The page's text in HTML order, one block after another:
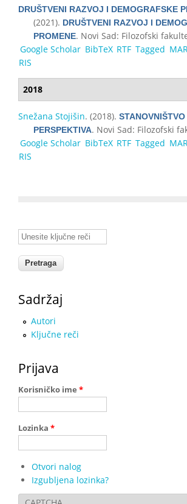
DRUŠTVENI RAZVOJ I DEMOGRAFSKE
(2021). DRUŠTVENI RAZVOJ I
PROMENE. Novi Sad: Filozofski
Google Scholar BibTeX RTF Tagged
RIS
2018
Snežana Stojišin. (2018).
PERSPEKTIVA. Novi Sad: Filozofski
Google Scholar BibTeX RTF Tagged
RIS
Unesite ključne reči
Sadržaj
Autori
Ključne reči
Prijava
Korisničko ime *
Lozinka *
Otvori nalog
Izgubljena lozinka?